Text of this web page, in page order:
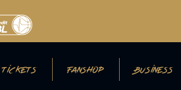
TICKETS FANSHOP BUSINESS